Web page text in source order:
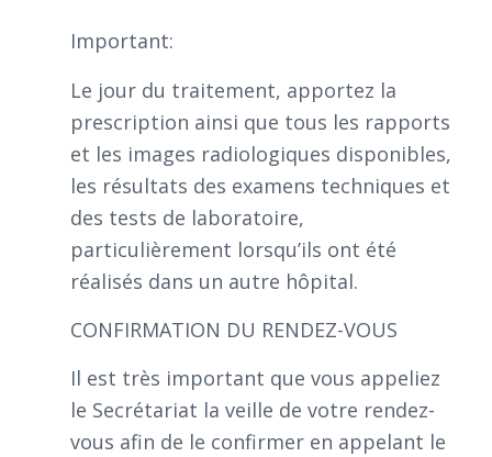
Important:
Le jour du traitement, apportez la
prescription ainsi que tous les rapports
et les images radiologiques disponibles,
les résultats des examens techniques et
des tests de laboratoire,
particulièrement lorsqu’ils ont été
réalisés dans un autre hôpital.
CONFIRMATION DU RENDEZ-VOUS
Il est très important que vous appeliez
le Secrétariat la veille de votre rendez-
vous afin de le confirmer en appelant le